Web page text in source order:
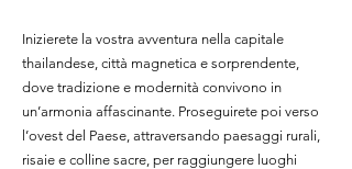
Inizierete la vostra avventura nella capitale
thailandese, città magnetica e sorprendente,
dove tradizione e modernità convivono in
un’armonia affascinante. Proseguirete poi verso
l’ovest del Paese, attraversando paesaggi rurali,
risaie e colline sacre, per raggiungere luoghi